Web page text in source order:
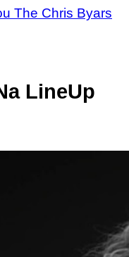
The Chris Byars
LineUp